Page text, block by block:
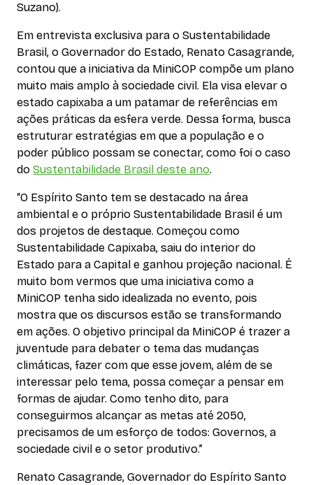
Suzano).
Em entrevista exclusiva para o Sustentabilidade
Brasil, o Governador do Estado, Renato Casagrande,
contou que a iniciativa da MiniCOP compõe um plano
muito mais amplo à sociedade civil. Ela visa elevar o
estado capixaba a um patamar de referências em
ações práticas da esfera verde. Dessa forma, busca
estruturar estratégias em que a população e o
poder público possam se conectar, como foi o caso
do Sustentabilidade Brasil deste ano.
“O Espírito Santo tem se destacado na área
ambiental e o próprio Sustentabilidade Brasil é um
dos projetos de destaque. Começou como
Sustentabilidade Capixaba, saiu do interior do
Estado para a Capital e ganhou projeção nacional. É
muito bom vermos que uma iniciativa como a
MiniCOP tenha sido idealizada no evento, pois
mostra que os discursos estão se transformando
em ações. O objetivo principal da MiniCOP é trazer a
juventude para debater o tema das mudanças
climáticas, fazer com que esse jovem, além de se
interessar pelo tema, possa começar a pensar em
formas de ajudar. Como tenho dito, para
conseguirmos alcançar as metas até 2050,
precisamos de um esforço de todos: Governos, a
sociedade civil e o setor produtivo.”
Renato Casagrande, Governador do Espírito Santo